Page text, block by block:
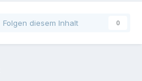
Folgen diesem Inhalt 0